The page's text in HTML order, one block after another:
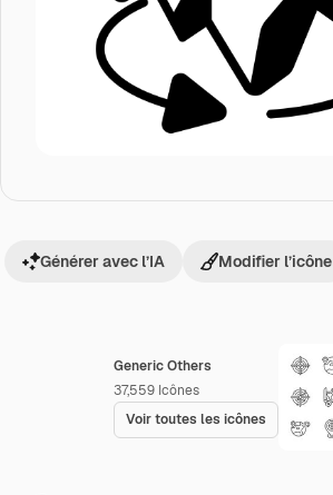
Generic Others
37,559 Icônes
Voir toutes les icônes
Générer avec l’IA Modifier l’icône